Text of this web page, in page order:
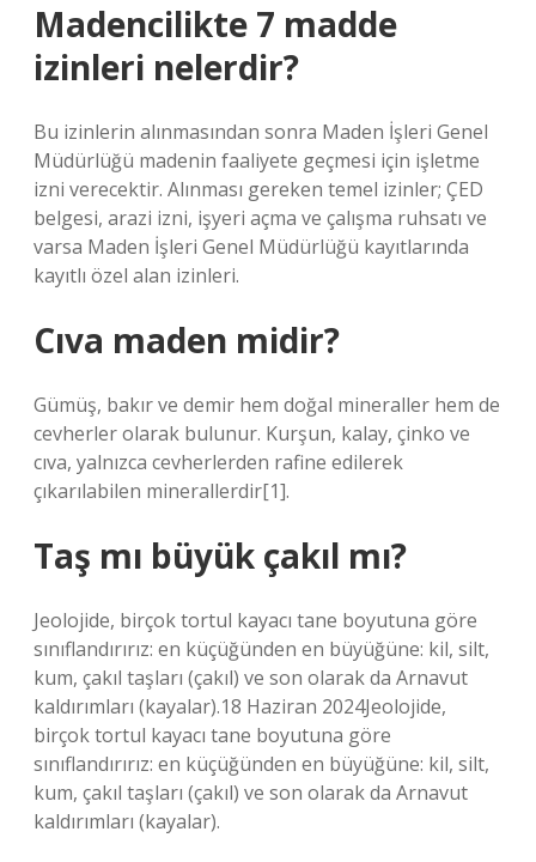
Madencilikte 7 madde
izinleri nelerdir?
Bu izinlerin alınmasından sonra Maden İşleri Genel
Müdürlüğü madenin faaliyete geçmesi için işletme
izni verecektir. Alınması gereken temel izinler; ÇED
belgesi, arazi izni, işyeri açma ve çalışma ruhsatı ve
varsa Maden İşleri Genel Müdürlüğü kayıtlarında
kayıtlı özel alan izinleri.
Cıva maden midir?
Gümüş, bakır ve demir hem doğal mineraller hem de
cevherler olarak bulunur. Kurşun, kalay, çinko ve
cıva, yalnızca cevherlerden rafine edilerek
çıkarılabilen minerallerdir[1].
Taş mı büyük çakıl mı?
Jeolojide, birçok tortul kayacı tane boyutuna göre
sınıflandırırız: en küçüğünden en büyüğüne: kil, silt,
kum, çakıl taşları (çakıl) ve son olarak da Arnavut
kaldırımları (kayalar).18 Haziran 2024Jeolojide,
birçok tortul kayacı tane boyutuna göre
sınıflandırırız: en küçüğünden en büyüğüne: kil, silt,
kum, çakıl taşları (çakıl) ve son olarak da Arnavut
kaldırımları (kayalar).